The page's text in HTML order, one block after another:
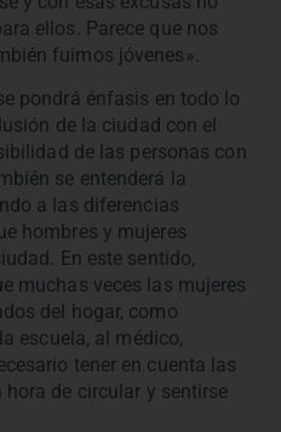
ellos. Parece que nos
fuimos jóvenes».
pondrá énfasis en todo lo
de la ciudad con el
de las personas con
se entenderá la
a las diferencias
hombres y mujeres
En este sentido,
muchas veces las mujeres
del hogar, como
escuela, al médico,
tener en cuenta las
de circular y sentirse